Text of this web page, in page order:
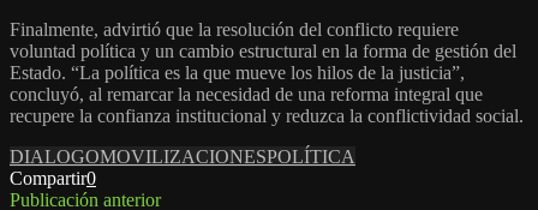
Finalmente, advirtió que la resolución del conflicto requiere
voluntad política y un cambio estructural en la forma de gestión del
Estado. “La política es la que mueve los hilos de la justicia”,
concluyó, al remarcar la necesidad de una reforma integral que
recupere la confianza institucional y reduzca la conflictividad social.
DIALOGOMOVILIZACIONESPOLÍTICA
Compartir0
Publicación anterior